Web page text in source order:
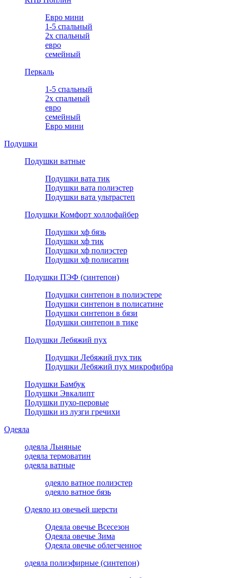
Евро мини
1-5 спальный
2х спальный
евро
семейный
Перкаль
1-5 спальный
2х спальный
евро
семейный
Евро мини
Подушки
Подушки ватные
Подушки вата тик
Подушки вата полиэстер
Подушки вата ультрастеп
Подушки Комфорт холлофайбер
Подушки хф бязь
Подушки хф тик
Подушки хф полиэстер
Подушки хф полисатин
Подушки ПЭФ (синтепон)
Подушки синтепон в полиэстере
Подушки синтепон в полисатине
Подушки синтепон в бязи
Подушки синтепон в тике
Подушки Лебяжий пух
Подушки Лебяжий пух тик
Подушки Лебяжий пух микрофибра
Подушки Бамбук
Подушки Эвкалипт
Подушки пухо-перовые
Подушки из лузги гречихи
Одеяла
одеяла Льняные
одеяла термоватин
одеяла ватные
одеяло ватное полиэстер
одеяло ватное бязь
Одеяло из овечьей шерсти
Одеяла овечье Всесезон
Одеяла овечье Зима
Одеяла овечье облегченное
одеяла полиэфирные (синтепон)